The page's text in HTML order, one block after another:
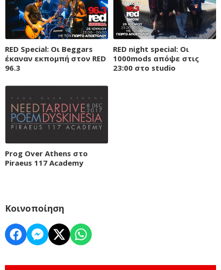
RED Special: Oι Beggars
έκαναν εκπομπή στον RED
96.3
RED night special: Οι
1000mods απόψε στις
23:00 στο studio
Prog Over Athens στο
Piraeus 117 Academy
Κοινοποίηση